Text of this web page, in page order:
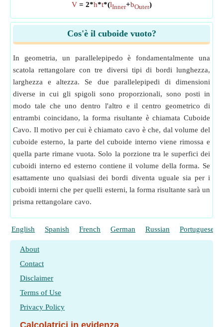
V= 2*h*t*(lInner+bOuter)
Cos'è il cuboide vuoto?
In geometria, un parallelepipedo è fondamentalmente una
scatola rettangolare con tre diversi tipi di bordi lunghezza,
larghezza e altezza. Se due parallelepipedi di dimensioni
diverse in cui gli spigoli sono proporzionali, sono posti in
modo tale che uno dentro l'altro e il centro geometrico di
entrambi coincidano, la forma risultante è chiamata Cuboide
Cavo. Il motivo per cui è chiamato cavo è che, dal volume del
cuboide esterno, la parte del cuboide interno viene rimossa e
quella parte rimane vuota. Solo la porzione tra le superfici dei
cuboidi interno ed esterno contiene il volume della forma. Se
esattamente uno qualsiasi dei bordi diventa uguale sia per i
cuboidi interni che per quelli esterni, la forma risultante sarà un
prisma rettangolare cavo.
English Spanish French German Russian Portuguese
About
Contact
Disclaimer
Terms of Use
Privacy Policy
Calcolatrici in evidenza